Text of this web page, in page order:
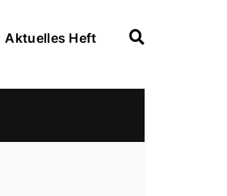
Aktuelles Heft